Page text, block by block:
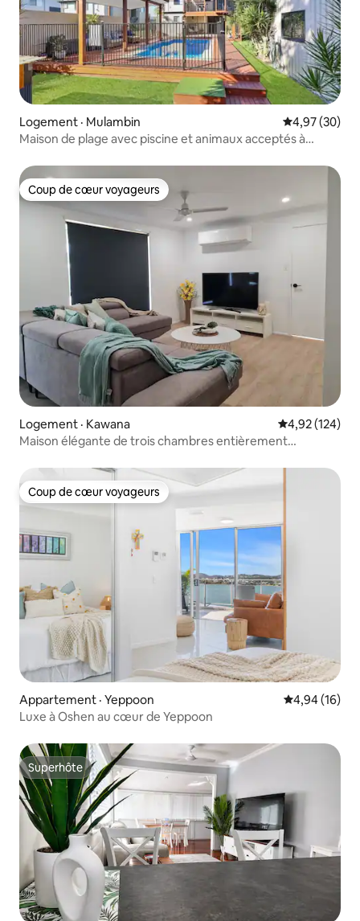
Logement · Mulambin Note
4,97 (30)
Maison de plage avec piscine et animaux acceptés à
Coup de cœur voyageurs
Coup de cœur voyageurs
Logement · Kawana Note
4,92 (124)
Maison élégante de trois chambres entièrement
Coup de cœur voyageurs
Coup de cœur voyageurs
Appartement · Yeppoon Note
4,94 (16)
Luxe à Oshen au cœur de Yeppoon
Superhôte
Superhôte